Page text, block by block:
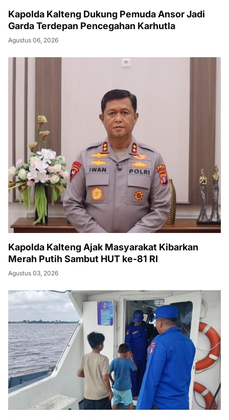
Kapolda Kalteng Dukung Pemuda Ansor Jadi
Garda Terdepan Pencegahan Karhutla
Agustus 06, 2026
Kapolda Kalteng Ajak Masyarakat Kibarkan
Merah Putih Sambut HUT ke-81 RI
Agustus 03, 2026